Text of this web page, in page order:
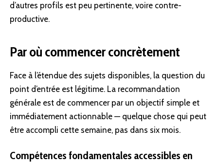
d’autres profils est peu pertinente, voire contre-
productive.
Par où commencer concrètement
Face à l’étendue des sujets disponibles, la question du
point d’entrée est légitime. La recommandation
générale est de commencer par un objectif simple et
immédiatement actionnable — quelque chose qui peut
être accompli cette semaine, pas dans six mois.
Compétences fondamentales accessibles en